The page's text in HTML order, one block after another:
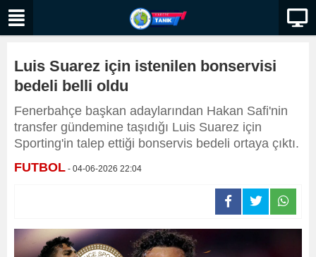
Luis Suarez için istenilen bonservisi
bedeli belli oldu
Fenerbahçe başkan adaylarından Hakan Safi'nin
transfer gündemine taşıdığı Luis Suarez için
Sporting'in talep ettiği bonservis bedeli ortaya çıktı.
FUTBOL - 04-06-2026 22:04